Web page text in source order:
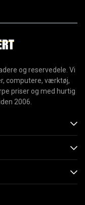
og reservedele. Vi
computere, værktøj,
priser og med hurtig
2006.